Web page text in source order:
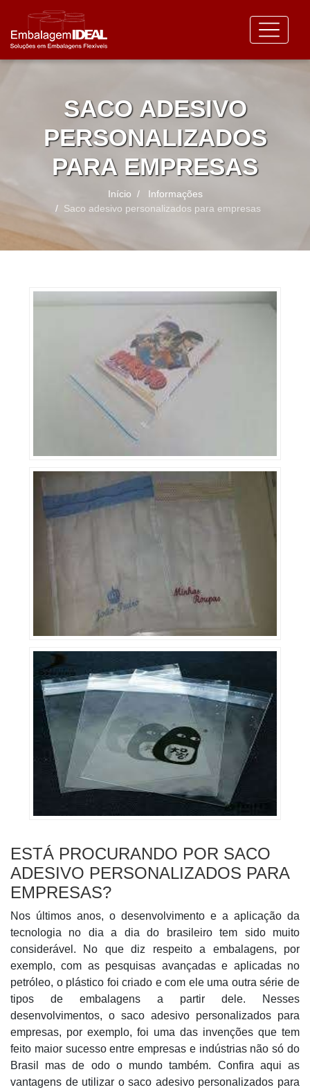
SACO ADESIVO
PERSONALIZADOS
PARA EMPRESAS
Início
Informações
Saco adesivo personalizados para empresas
ESTÁ PROCURANDO POR SACO
ADESIVO PERSONALIZADOS PARA
EMPRESAS?
Nos últimos anos, o desenvolvimento e a aplicação da
tecnologia no dia a dia do brasileiro tem sido muito
considerável. No que diz respeito a embalagens, por
exemplo, com as pesquisas avançadas e aplicadas no
petróleo, o plástico foi criado e com ele uma outra série de
tipos de embalagens a partir dele. Nesses
desenvolvimentos, o saco adesivo personalizados para
empresas, por exemplo, foi uma das invenções que tem
feito maior sucesso entre empresas e indústrias não só do
Brasil mas de odo o mundo também. Confira aqui as
vantagens de utilizar o saco adesivo personalizados para